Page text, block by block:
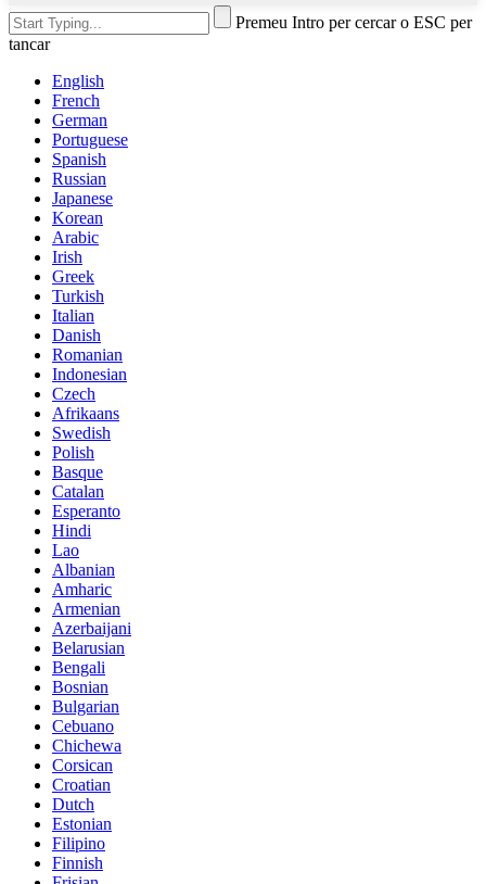
Premeu Intro per cercar o ESC per
tancar
English
French
German
Portuguese
Spanish
Russian
Japanese
Korean
Arabic
Irish
Greek
Turkish
Italian
Danish
Romanian
Indonesian
Czech
Afrikaans
Swedish
Polish
Basque
Catalan
Esperanto
Hindi
Lao
Albanian
Amharic
Armenian
Azerbaijani
Belarusian
Bengali
Bosnian
Bulgarian
Cebuano
Chichewa
Corsican
Croatian
Dutch
Estonian
Filipino
Finnish